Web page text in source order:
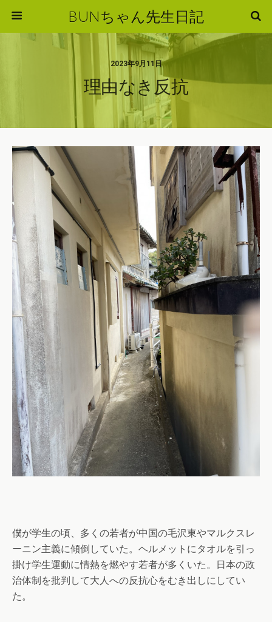
BUNちゃん先生日記
2023年9月11日
理由なき反抗
僕が学生の頃、多くの若者が中国の毛沢東やマルクスレ
ーニン主義に傾倒していた。ヘルメットにタオルを引っ
掛け学生運動に情熱を燃やす若者が多くいた。日本の政
治体制を批判して大人への反抗心をむき出しにしてい
た。